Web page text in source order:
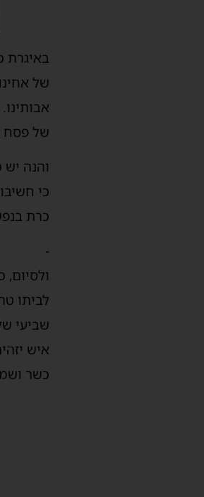
באיגרת
של
של פסח
והנה
כי
כרת
-
לביתו
שביעי
איש
כשר